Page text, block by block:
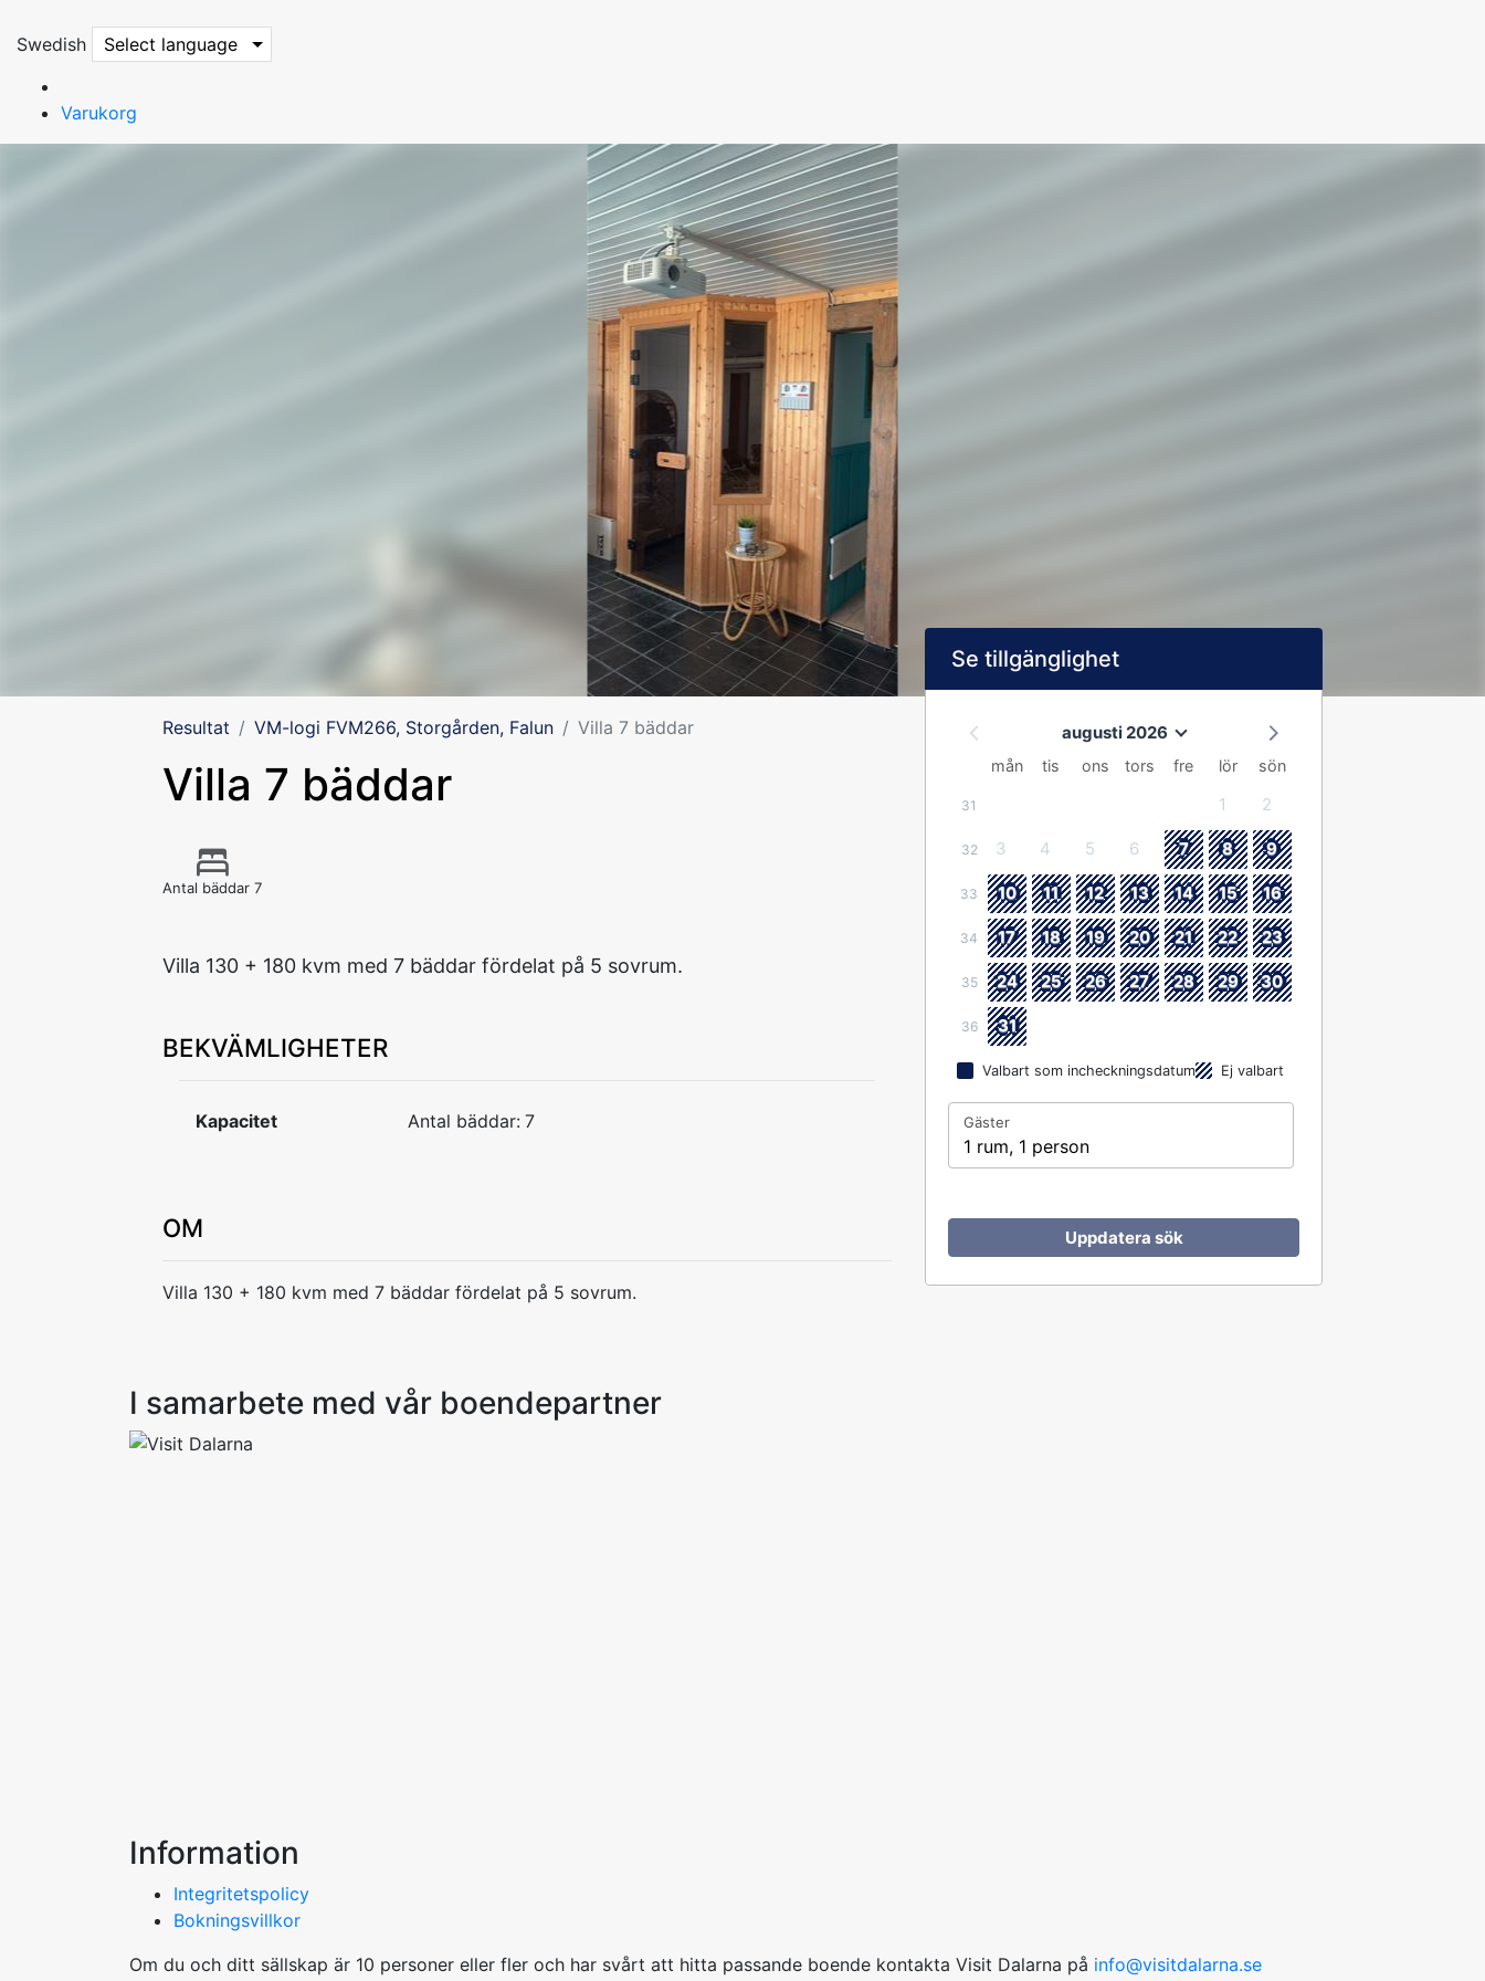
Swedish Select language
Varukorg
Resultat VM-logi FVM266, Storgården, Falun Villa 7 bäddar
Villa 7 bäddar
Antal bäddar 7
Villa 130 + 180 kvm med 7 bäddar fördelat på 5 sovrum.
BEKVÄMLIGHETER
Kapacitet Antal bäddar: 7
OM
Villa 130 + 180 kvm med 7 bäddar fördelat på 5 sovrum.
Se tillgänglighet
augusti 2026
mån tis ons tors fre lör sön
31 1 2
32 3 4 5 6 7 8 9
33 10 11 12 13 14 15 16
34 17 18 19 20 21 22 23
35 24 25 26 27 28 29 30
36 31
Valbart som incheckningsdatum Ej valbart
Gäster
1 rum, 1 person
Uppdatera sök
I samarbete med vår boendepartner
Information
Integritetspolicy
Bokningsvillkor
Om du och ditt sällskap är 10 personer eller fler och har svårt att hitta passande boende kontakta Visit Dalarna på info@visitdalarna.se